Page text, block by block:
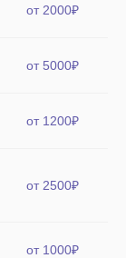
от 2000₽
от 5000₽
от 1200₽
от 2500₽
от 1000₽